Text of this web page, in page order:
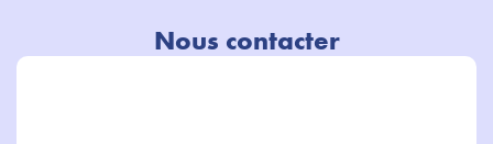
Nous contacter